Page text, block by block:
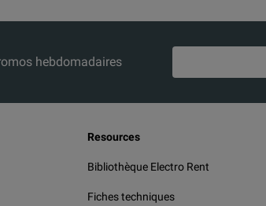
hebdomadaires
Resources
Bibliothèque Electro Rent
Fiches techniques